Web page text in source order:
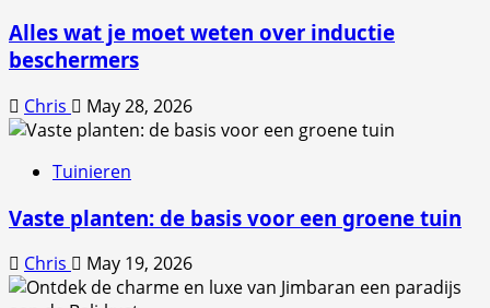
Alles wat je moet weten over inductie
beschermers
Chris May 28, 2026
Tuinieren
Vaste planten: de basis voor een groene tuin
Chris May 19, 2026